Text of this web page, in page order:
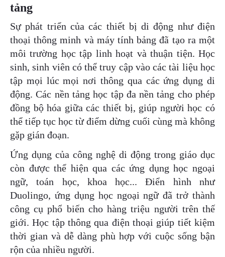
tảng
Sự phát triển của các thiết bị di động như điện
thoại thông minh và máy tính bảng đã tạo ra một
môi trường học tập linh hoạt và thuận tiện. Học
sinh, sinh viên có thể truy cập vào các tài liệu học
tập mọi lúc mọi nơi thông qua các ứng dụng di
động. Các nền tảng học tập đa nền tảng cho phép
đồng bộ hóa giữa các thiết bị, giúp người học có
thể tiếp tục học từ điểm dừng cuối cùng mà không
gặp gián đoạn.
Ứng dụng của công nghệ di động trong giáo dục
còn được thể hiện qua các ứng dụng học ngoại
ngữ, toán học, khoa học... Điển hình như
Duolingo, ứng dụng học ngoại ngữ đã trở thành
công cụ phổ biến cho hàng triệu người trên thế
giới. Học tập thông qua điện thoại giúp tiết kiệm
thời gian và dễ dàng phù hợp với cuộc sống bận
rộn của nhiều người.